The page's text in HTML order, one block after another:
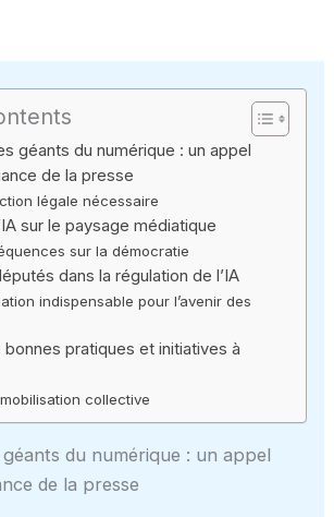
géants du numérique : un appel
de la presse
légale nécessaire
sur le paysage médiatique
sur la démocratie
dans la régulation de l’IA
indispensable pour l’avenir des
bonnes pratiques et initiatives à
collective
géants du numérique : un appel
de la presse